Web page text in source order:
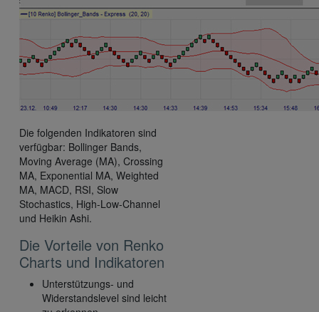
Die folgenden Indikatoren sind
verfügbar: Bollinger Bands,
Moving Average (MA), Crossing
MA, Exponential MA, Weighted
MA, MACD, RSI, Slow
Stochastics, High-Low-Channel
und Heikin Ashi.
Die Vorteile von Renko
Charts und Indikatoren
Unterstützungs- und
Widerstandslevel sind leicht